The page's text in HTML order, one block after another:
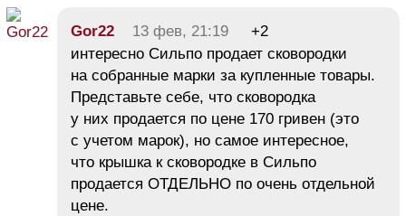
Gor22 13 фев, 21:19
+2
интересно Сильпо продает сковородки
на собранные марки за купленные товары.
Представьте себе, что сковородка
у них продается по цене 170 гривен (это
с учетом марок), но самое интересное,
что крышка к сковородке в Сильпо
продается ОТДЕЛЬНО по очень отдельной
цене.